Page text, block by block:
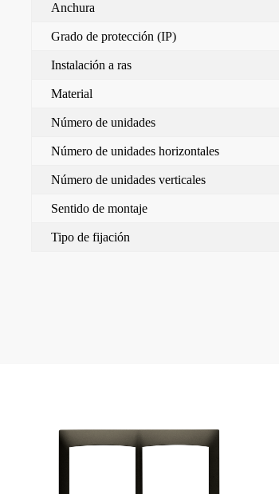
Anchura
Grado de protección (IP)
Instalación a ras
Material
Número de unidades
Número de unidades horizontales
Número de unidades verticales
Sentido de montaje
Tipo de fijación